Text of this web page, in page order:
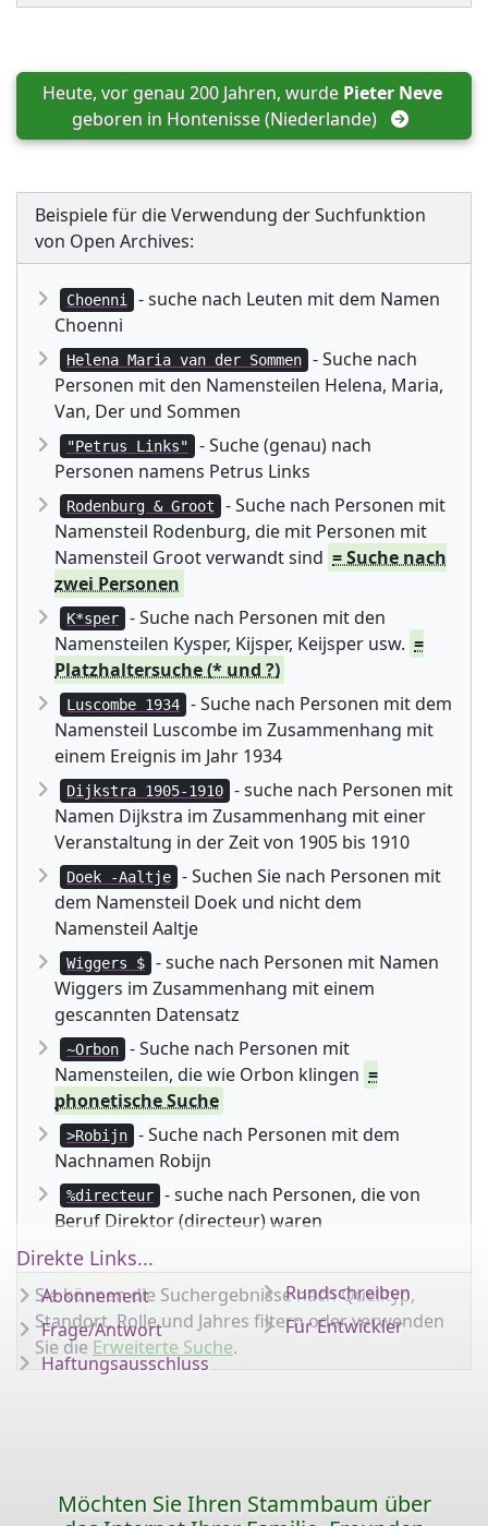
Heute, vor genau 200 Jahren, wurde Pieter Neve
geboren in Hontenisse (Niederlande)
Beispiele für die Verwendung der Suchfunktion
von Open Archives:
Choenni
- suche nach Leuten mit dem Namen
Choenni
Helena Maria van der Sommen
- Suche nach
Personen mit den Namensteilen Helena, Maria,
Van, Der und Sommen
"Petrus Links"
- Suche (genau) nach
Personen namens Petrus Links
Rodenburg & Groot
- Suche nach Personen mit
Namensteil Rodenburg, die mit Personen mit
Namensteil Groot verwandt sind = Suche nach
zwei Personen
K*sper
- Suche nach Personen mit den
Namensteilen Kysper, Kijsper, Keijsper usw. =
Platzhaltersuche (* und ?)
Luscombe 1934
- Suche nach Personen mit dem
Namensteil Luscombe im Zusammenhang mit
einem Ereignis im Jahr 1934
Dijkstra 1905-1910
- suche nach Personen mit
Namen Dijkstra im Zusammenhang mit einer
Veranstaltung in der Zeit von 1905 bis 1910
Doek -Aaltje
- Suchen Sie nach Personen mit
dem Namensteil Doek und nicht dem
Namensteil Aaltje
Wiggers $
- suche nach Personen mit Namen
Wiggers im Zusammenhang mit einem
gescannten Datensatz
~Orbon
- Suche nach Personen mit
Namensteilen, die wie Orbon klingen =
phonetische Suche
>Robijn
- Suche nach Personen mit dem
Nachnamen Robijn
%directeur
- suche nach Personen, die von
Beruf Direktor (directeur) waren
Sie können die Suchergebnisse nach Quelltyp,
Standort, Rolle und Jahres filtern oder verwenden
Sie die Erweiterte Suche.
Direkte Links...
Abonnement
Frage/Antwort
Haftungsausschluss
Rundschreiben
Für Entwickler
Möchten Sie Ihren Stammbaum über